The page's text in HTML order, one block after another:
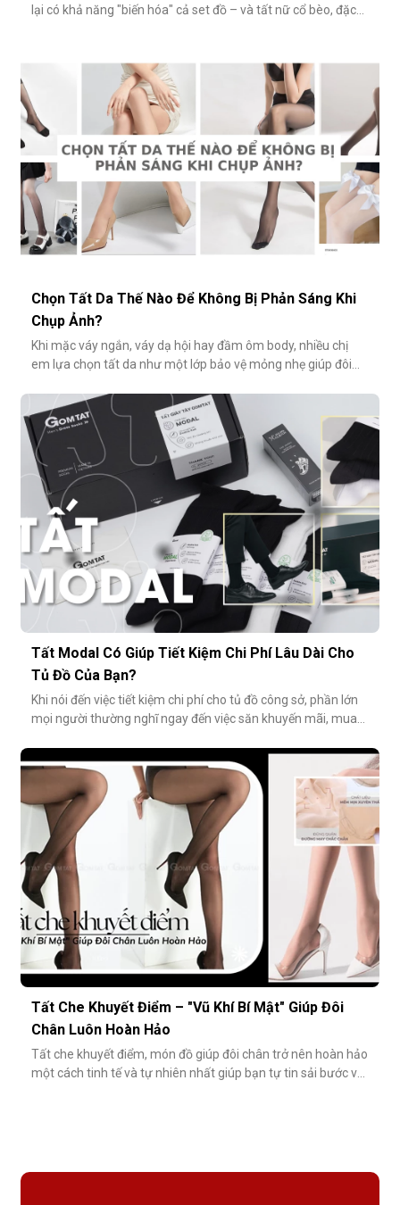
lại có khả năng "biến hóa" cả set đồ – và tất nữ cổ bèo, đặc
mác "sến súa" nếu không phối đúng cách. Vậy làm sao để
Chọn Tất Da Thế Nào Để Không Bị Phản Sáng Khi
Chụp Ảnh?
Khi mặc váy ngắn, váy dạ hội hay đầm ôm body, nhiều chị
em lựa chọn tất da như một lớp bảo vệ mỏng nhẹ giúp đôi
Tuy nhiên, không ít người gặp phải tình huống dở khóc dở
cười: đôi chân phản chiếu ánh sáng trắng loá trong ảnh, lộ rõ
lớp tất khiến
Tất Modal Có Giúp Tiết Kiệm Chi Phí Lâu Dài Cho
Tủ Đồ Của Bạn?
Khi nói đến việc tiết kiệm chi phí cho tủ đồ công sở, phần lớn
mọi người thường nghĩ ngay đến việc săn khuyến mãi, mua
cách tiết kiệm bền vững và tinh tế hơn rất nhiều: đầu tư vào
chất lượng từ những món nhỏ nhất. Cụ thể hơn, tất modal
không chỉ
Tất Che Khuyết Điểm – "Vũ Khí Bí Mật" Giúp Đôi
Chân Luôn Hoàn Hảo
Tất che khuyết điểm, món đồ giúp đôi chân trở nên hoàn hảo
một cách tinh tế và tự nhiên nhất giúp bạn tự tin sải bước với